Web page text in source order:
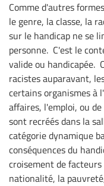
Comme d'autres
le genre, la classe, la
sur le handicap ne se
personne. C'est le
valide ou handicapée.
racistes auparavant,
certains organismes à
affaires, l'emploi, ou
sont recréés dans la
catégorie dynamique
conséquences du
croisement de facteurs
nationalité, la